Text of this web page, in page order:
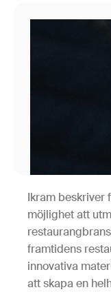
Ikram beskriver
möjlighet att
framtidens
innovativa
att skapa en